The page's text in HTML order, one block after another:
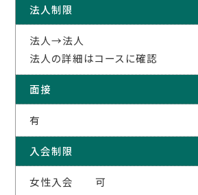
法人制限
法人→法人
法人の詳細はコースに確認
面接
有
入会制限
女性入会 可